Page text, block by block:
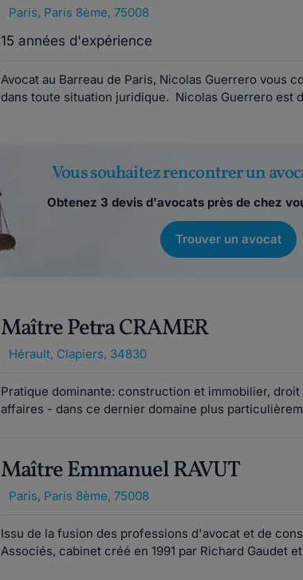
Paris, Paris 8ème, 75008
15 années d'expérience
Avocat au Barreau de Paris, Nicolas Guerrero vous
dans toute situation juridique. Nicolas Guerrero est
Vous souhaitez rencontrer un
Obtenez 3 devis d'avocats près de chez
Trouver un avocat
Maître Petra CRAMER
Hérault, Clapiers, 34830
Pratique dominante: construction et immobilier,
affaires - dans ce dernier domaine plus
Maître Emmanuel RAVUT
Paris, Paris 8ème, 75008
Issu de la fusion des professions d'avocat et de
Associés, cabinet créé en 1991 par Richard Gaudet